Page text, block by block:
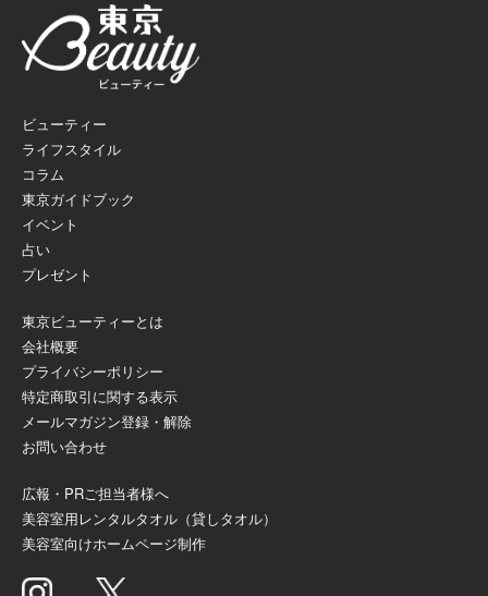
ビューティー
ライフスタイル
コラム
東京ガイドブック
イベント
占い
プレゼント
東京ビューティーとは
会社概要
プライバシーポリシー
特定商取引に関する表示
メールマガジン登録・解除
お問い合わせ
広報・PRご担当者様へ
美容室用レンタルタオル（貸しタオル）
美容室向けホームページ制作